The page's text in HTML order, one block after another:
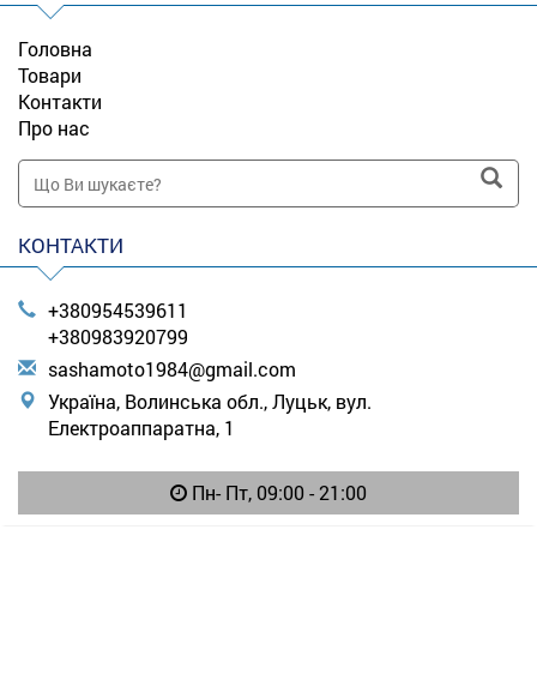
Головна
Товари
Контакти
Про нас
КОНТАКТИ
+380954539611
+380983920799
sashamoto1984@gmail.com
Україна, Волинська обл., Луцьк, вул.
Електроаппаратна, 1
Пн- Пт, 09:00 - 21:00